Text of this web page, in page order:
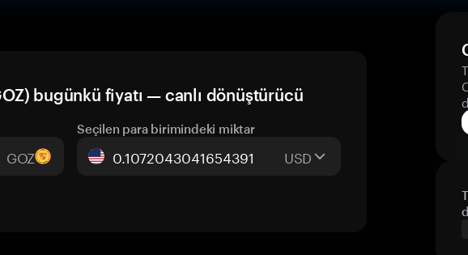
bugünkü fiyatı — canlı dönüştürücü
GOZ
Seçilen para birimindeki miktar
USD